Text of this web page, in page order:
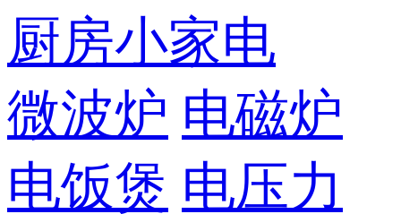
厨房小家电
微波炉 电磁炉
电饭煲 电压力